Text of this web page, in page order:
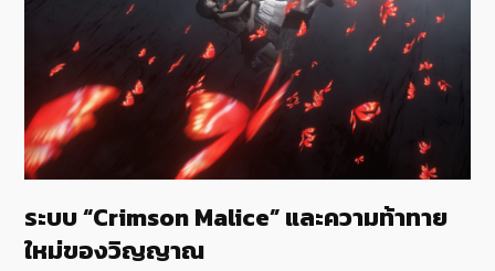
ระบบ “Crimson Malice” และความท้าทาย
ใหม่ของวิญญาณ